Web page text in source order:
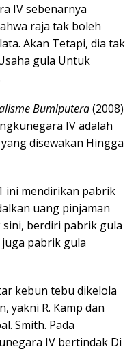
IV sebenarnya
raja tak boleh
Akan Tetapi, dia tak
gula Untuk
Bumiputera(2008)
IV adalah
disewakan Hingga
ini mendirikan pabrik
uang pinjaman
sini, berdiri pabrik gula
pabrik gula
kebun tebu dikelola
yakni R. Kamp dan
Smith. Pada
IV bertindak Di